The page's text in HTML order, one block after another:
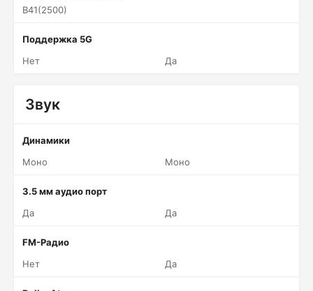
B41(2500)
Поддержка 5G
Нет
Да
Звук
Динамики
Моно
Моно
3.5 мм аудио порт
Да
Да
FM-Радио
Нет
Да